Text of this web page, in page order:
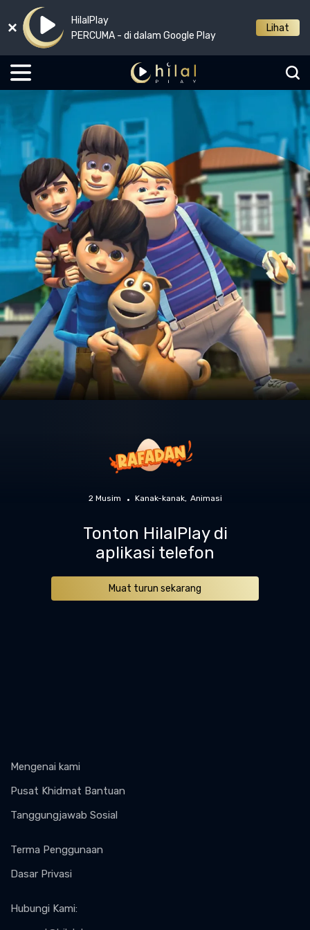
HilalPlay
PERCUMA - di dalam Google Play
Lihat
2 Musim Kanak-kanak Animasi
Tonton HilalPlay di
aplikasi telefon
Muat turun sekarang
Mengenai kami
Pusat Khidmat Bantuan
Tanggungjawab Sosial
Terma Penggunaan
Dasar Privasi
Hubungi Kami: